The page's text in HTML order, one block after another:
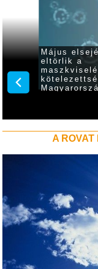
a
Május
eltörlik a
A ROVAT